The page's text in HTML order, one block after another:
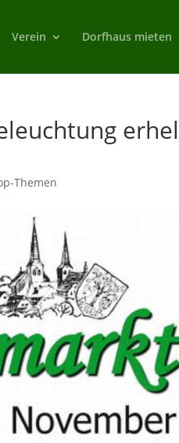
Verein Dorfhaus mieten
Themen